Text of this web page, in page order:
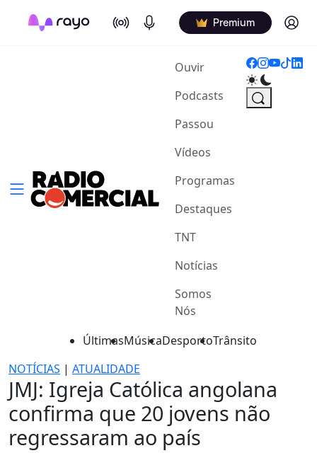
On Air Podcasts Premium Log in
Ouvir(current)
Podcasts
Passou
Vídeos
Programas
Destaques
TNT
Notícias
Somos
Nós
ÚltimasMúsicaDesportoTrânsito
NOTÍCIAS | ATUALIDADE
JMJ: Igreja Católica angolana
confirma que 20 jovens não
regressaram ao país